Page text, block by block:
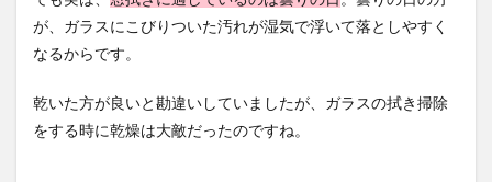
が、ガラスにこびりついた汚れが湿気で浮いて落としやすく
なるからです。
乾いた方が良いと勘違いしていましたが、ガラスの拭き掃除
をする時に乾燥は大敵だったのですね。